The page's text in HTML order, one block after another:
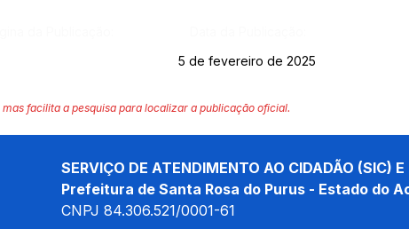
5 de fevereiro de 2025
facilita a pesquisa para localizar a publicação oficial.
SERVIÇO DE ATENDIMENTO AO CIDADÃO (SIC) E
Prefeitura de Santa Rosa do Purus - Estado do
CNPJ 84.306.521/0001-61